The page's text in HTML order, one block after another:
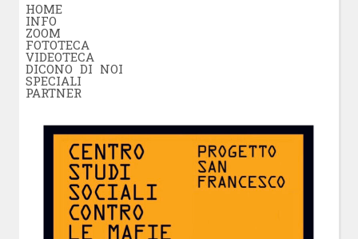
HOME
INFO
ZOOM
FOTOTECA
VIDEOTECA
DICONO DI NOI
SPECIALI
PARTNER